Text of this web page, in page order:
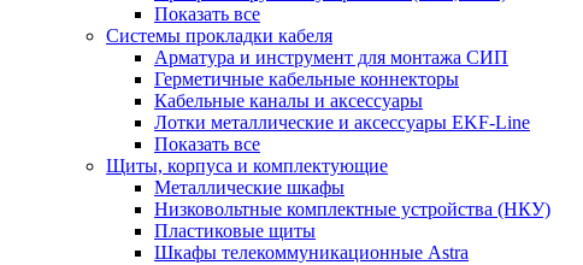
Показать все
Системы прокладки кабеля
Арматура и инструмент для монтажа СИП
Герметичные кабельные коннекторы
Кабельные каналы и аксессуары
Лотки металлические и аксессуары EKF-Line
Показать все
Щиты, корпуса и комплектующие
Металлические шкафы
Низковольтные комплектные устройства (НКУ)
Пластиковые щиты
Шкафы телекоммуникационные Astra